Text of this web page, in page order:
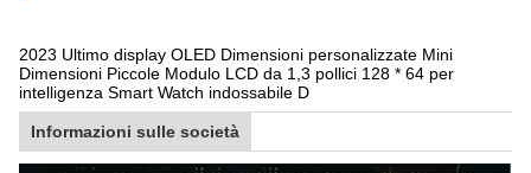
2023 Ultimo display OLED Dimensioni personalizzate Mini
Dimensioni Piccole Modulo LCD da 1,3 pollici 128 * 64 per
intelligenza Smart Watch indossabile D
Informazioni sulle società